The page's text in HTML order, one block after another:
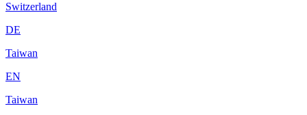
Switzerland
DE
Taiwan
EN
Taiwan